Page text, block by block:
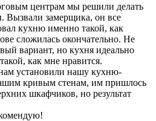
центрам мы решили делать
Вызвали замерщика, он все
кухню именно такой, как
сложилась окончательно. Не
вариант, но кухня идеально
как мне нравится.
установили нашу кухню-
кривым стенам, им пришлось
шкафчиков, но результат